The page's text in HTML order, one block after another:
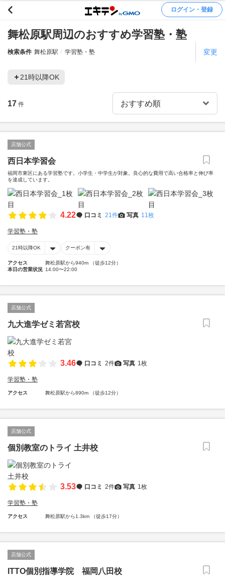
ログイン・登録
舞松原駅周辺のおすすめ学習塾・塾
検索条件 舞松原駅 学習塾・塾 変更
21時以降OK
17 件
店舗公式
西日本学習会
福岡市東区にある学習塾です。小学生・中学生が対象。良心的な費用で高い合格率と伸び率
を達成しています。
4.22 口コミ 21件 写真 11枚
学習塾・塾
21時以降OK クーポン有
アクセス
舞松原駅から940m （徒歩12分）
本日の営業状況 14:00〜22:00
店舗公式
九大進学ゼミ若宮校
3.46 口コミ 2件 写真 1枚
学習塾・塾
アクセス 舞松原駅から890m （徒歩12分）
店舗公式
個別教室のトライ 土井校
3.53 口コミ 2件 写真 1枚
学習塾・塾
アクセス 舞松原駅から1.3km （徒歩17分）
店舗公式
ITTO個別指導学院 福岡八田校